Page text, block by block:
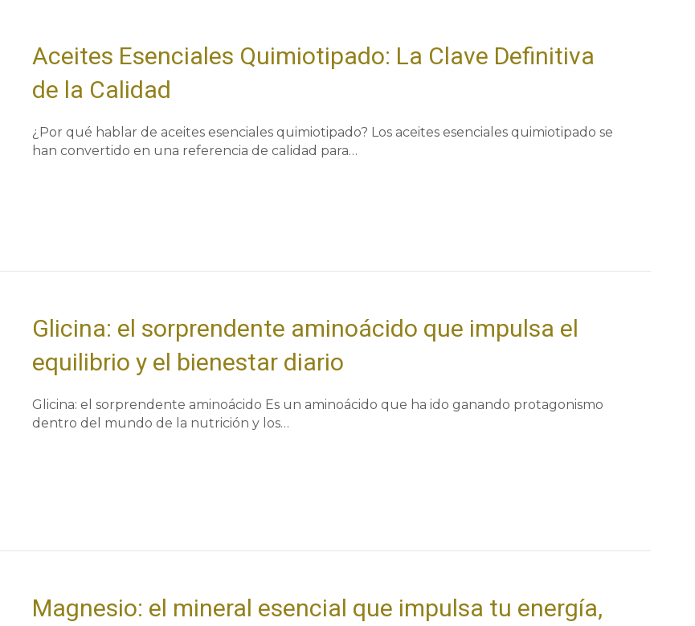
Aceites Esenciales Quimiotipado: La Clave Definitiva
de la Calidad
¿Por qué hablar de aceites esenciales quimiotipado? Los aceites esenciales quimiotipado se
han convertido en una referencia de calidad para…
Glicina: el sorprendente aminoácido que impulsa el
equilibrio y el bienestar diario
Glicina: el sorprendente aminoácido Es un aminoácido que ha ido ganando protagonismo
dentro del mundo de la nutrición y los…
Magnesio: el mineral esencial que impulsa tu energía,